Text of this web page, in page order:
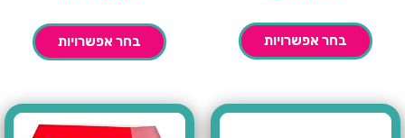
בחר אפשרויות בחר אפשרויות